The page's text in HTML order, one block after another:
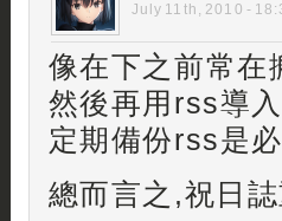
July 11th, 2010 -
像在下之前常在
然後再用rss導
定期備份rss是
總而言之,祝日